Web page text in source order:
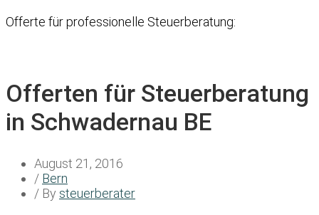
Offerte für professionelle Steuerberatung:
Offerten für Steuerberatung
in Schwadernau BE
August 21, 2016
/ Bern
/ By steuerberater